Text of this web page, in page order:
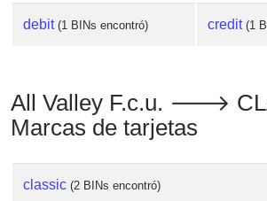
debit (1 BINs encontró) credit (1
All Valley F.c.u. 🡒
Marcas de tarjetas
classic (2 BINs encontró)